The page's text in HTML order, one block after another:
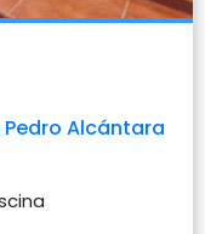
Alcántara